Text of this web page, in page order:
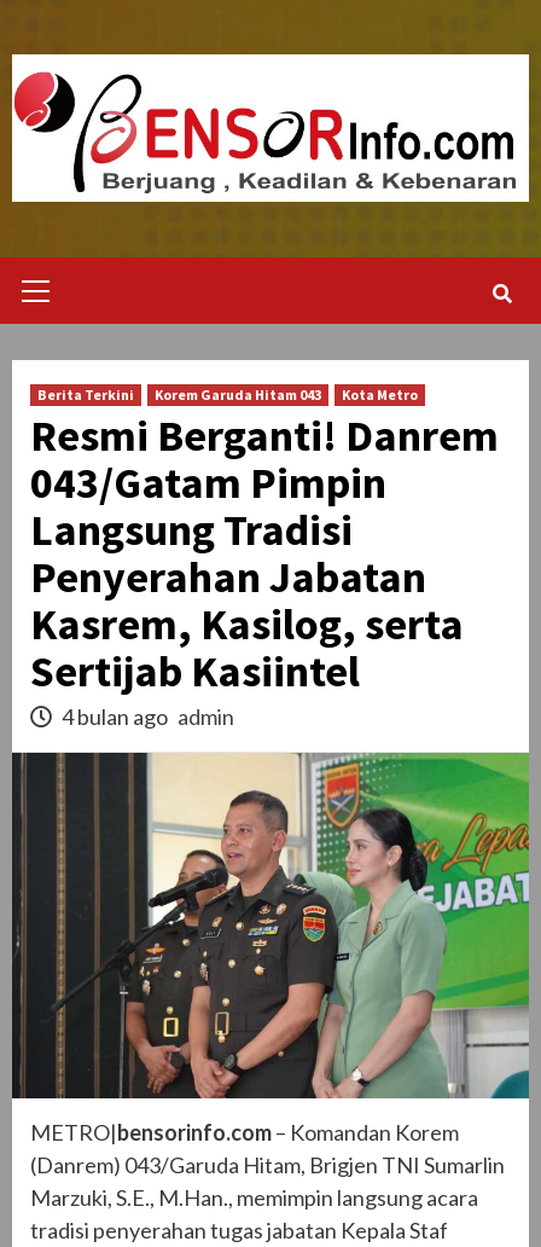
content
Menu
Berita Terkini Korem Garuda Hitam 043 Kota Metro
Resmi Berganti! Danrem
043/Gatam Pimpin
Langsung Tradisi
Penyerahan Jabatan
Kasrem, Kasilog, serta
Sertijab Kasiintel
4 bulan ago admin
METRO|bensorinfo.com– Komandan Korem
(Danrem) 043/Garuda Hitam, Brigjen TNI Sumarlin
Marzuki, S.E., M.Han., memimpin langsung acara
tradisi penyerahan tugas jabatan Kepala Staf